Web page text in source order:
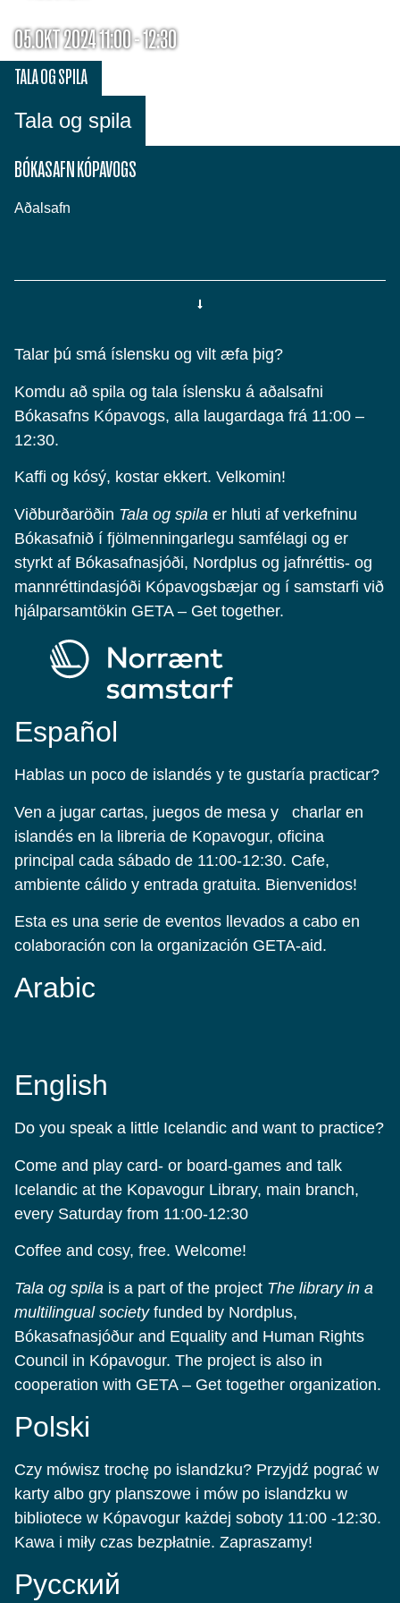
05.OKT 2024 11:00 - 12:30
Tala og spila
TALA OG SPILA
BÓKASAFN KÓPAVOGS
Aðalsafn
Talar þú smá íslensku og vilt æfa þig?
Komdu að spila og tala íslensku á aðalsafni
Bókasafns Kópavogs, alla laugardaga frá 11:00 –
12:30.
Kaffi og kósý, kostar ekkert. Velkomin!
Viðburðaröðin Tala og spila er hluti af verkefninu
Bókasafnið í fjölmenningarlegu samfélagi og er
styrkt af Bókasafnasjóði, Nordplus og jafnréttis- og
mannréttindasjóði Kópavogsbæjar og í samstarfi við
hjálparsamtökin GETA – Get together.
Español
Hablas un poco de islandés y te gustaría practicar?
Ven a jugar cartas, juegos de mesa y charlar en
islandés en la libreria de Kopavogur, oficina
principal cada sábado de 11:00-12:30. Cafe,
ambiente cálido y entrada gratuita. Bienvenidos!
Esta es una serie de eventos llevados a cabo en
colaboración con la organización GETA-aid.
Arabic
English
Do you speak a little Icelandic and want to practice?
Come and play card- or board-games and talk
Icelandic at the Kopavogur Library, main branch,
every Saturday from 11:00-12:30
Coffee and cosy, free. Welcome!
Tala og spila is a part of the project The library in a
multilingual societyfunded by Nordplus,
Bókasafnasjóður and Equality and Human Rights
Council in Kópavogur. The project is also in
cooperation with GETA – Get together organization.
Polski
Czy mówisz trochę po islandzku? Przyjdź pograć w
karty albo gry planszowe i mów po islandzku w
bibliotece w Kópavogur każdej soboty 11:00 -12:30.
Kawa i miły czas bezpłatnie. Zapraszamy!
Pусский